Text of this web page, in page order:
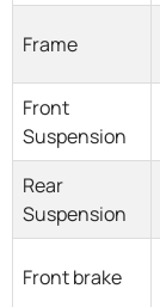
Frame
Front
Suspension
Rear
Suspension
Front brake